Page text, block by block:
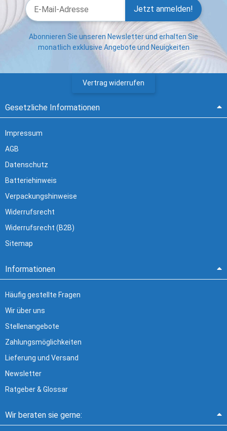
Jetzt anmelden!
Abonnieren Sie unseren Newsletter und erhalten Sie
monatlich exklusive Angebote und Neuigkeiten
Vertrag widerrufen
Gesetzliche Informationen
Impressum
AGB
Datenschutz
Batteriehinweis
Verpackungshinweise
Widerrufsrecht
Widerrufsrecht (B2B)
Sitemap
Informationen
Häufig gestellte Fragen
Wir über uns
Stellenangebote
Zahlungsmöglichkeiten
Lieferung und Versand
Newsletter
Ratgeber & Glossar
Wir beraten sie gerne: